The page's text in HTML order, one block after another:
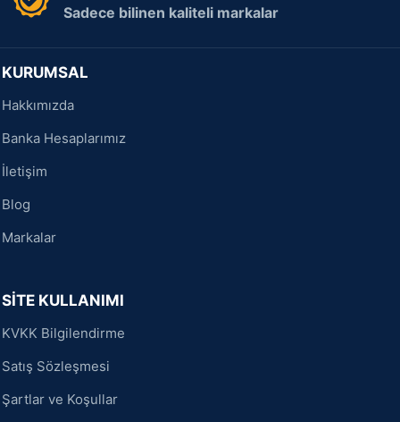
Sadece bilinen kaliteli markalar
KURUMSAL
Hakkımızda
Banka Hesaplarımız
İletişim
Blog
Markalar
SİTE KULLANIMI
KVKK Bilgilendirme
Satış Sözleşmesi
Şartlar ve Koşullar